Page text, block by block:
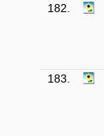
182.
183.